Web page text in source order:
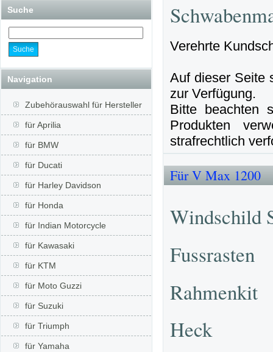
Suche
Navigation
Zubehörauswahl für Hersteller
für Aprilia
für BMW
für Ducati
für Harley Davidson
für Honda
für Indian Motorcycle
für Kawasaki
für KTM
für Moto Guzzi
für Suzuki
für Triumph
für Yamaha
Verehrte
Auf dieser Seite
zur Verfügung.
Bitte beachten
Produkten
strafrechtlich
Für V Max 1200
Windschild
Fussrasten
Rahmenkit
Heck